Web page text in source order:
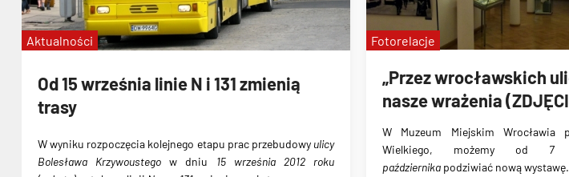
Od 15 września linie N i 131 zmienią
trasy
W wyniku rozpoczęcia kolejnego etapu prac przebudowy ulicy
Bolesława Krzywoustego w dniu 15 września 2012 roku
Aktualności
„Przez wrocławskich
nasze wrażenia
W Muzeum Miejskim Wrocławia
Wielkiego, możemy od 7
października podziwiać nową
Fotorelacje